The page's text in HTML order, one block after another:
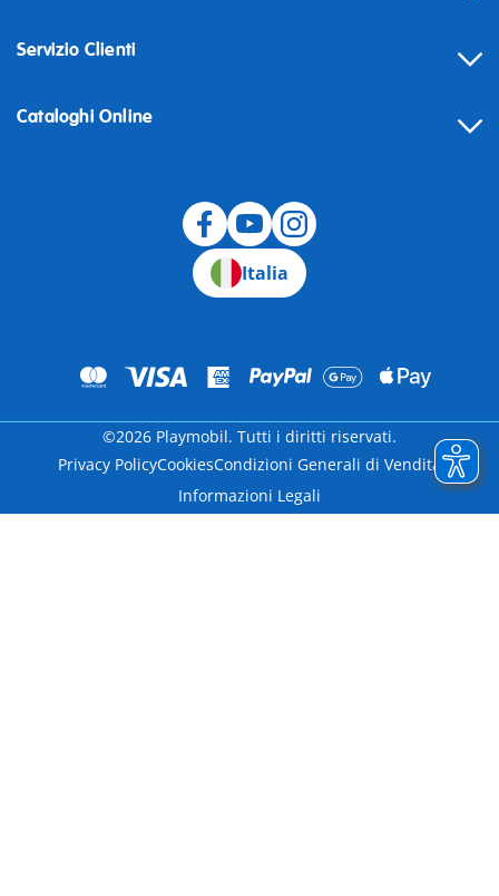
Servizio Clienti
Cataloghi Online
Italia
©2026 Playmobil. Tutti i diritti riservati.
Privacy PolicyCookiesCondizioni Generali di Vendita
Informazioni Legali